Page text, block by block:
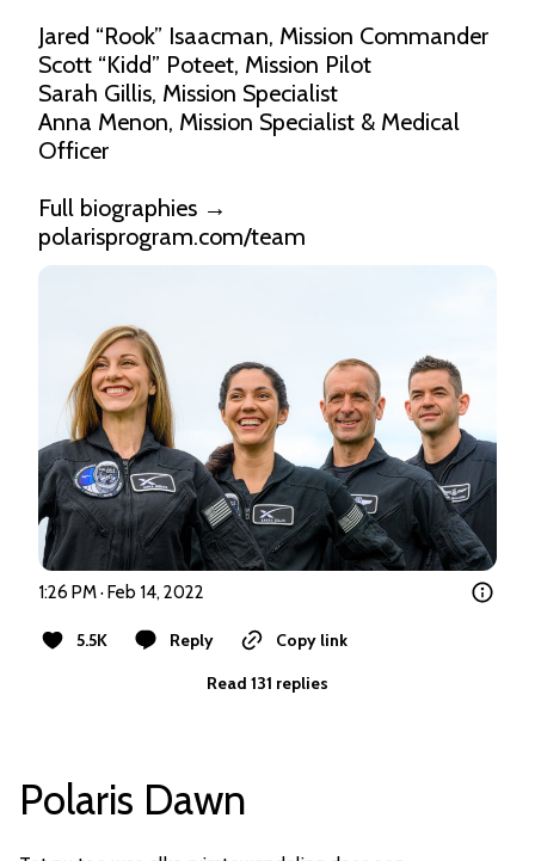
Jared “Rook” Isaacman, Mission Commander
Scott “Kidd” Poteet, Mission Pilot
Sarah Gillis, Mission Specialist
Anna Menon, Mission Specialist & Medical
Officer
polarisprogram.com/team
1:26 PM · Feb 14, 2022
5.5K Reply
Copy link
Read 131 replies
Polaris Dawn